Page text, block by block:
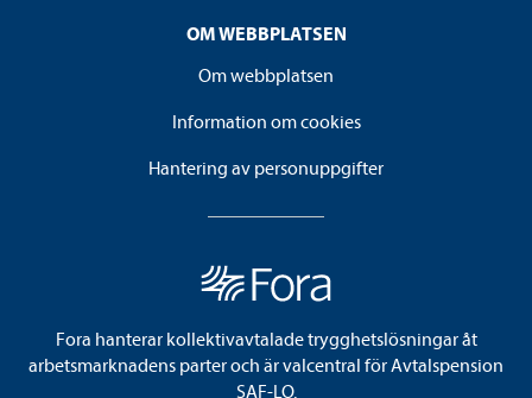
OM WEBBPLATSEN
Om webbplatsen
Information om cookies
Hantering av personuppgifter
Fora hanterar kollektivavtalade trygghetslösningar åt
arbetsmarknadens parter och är valcentral för Avtalspension
SAF-LO.